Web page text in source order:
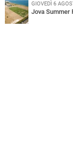
GIOVEDÌ 6
Jova Summer